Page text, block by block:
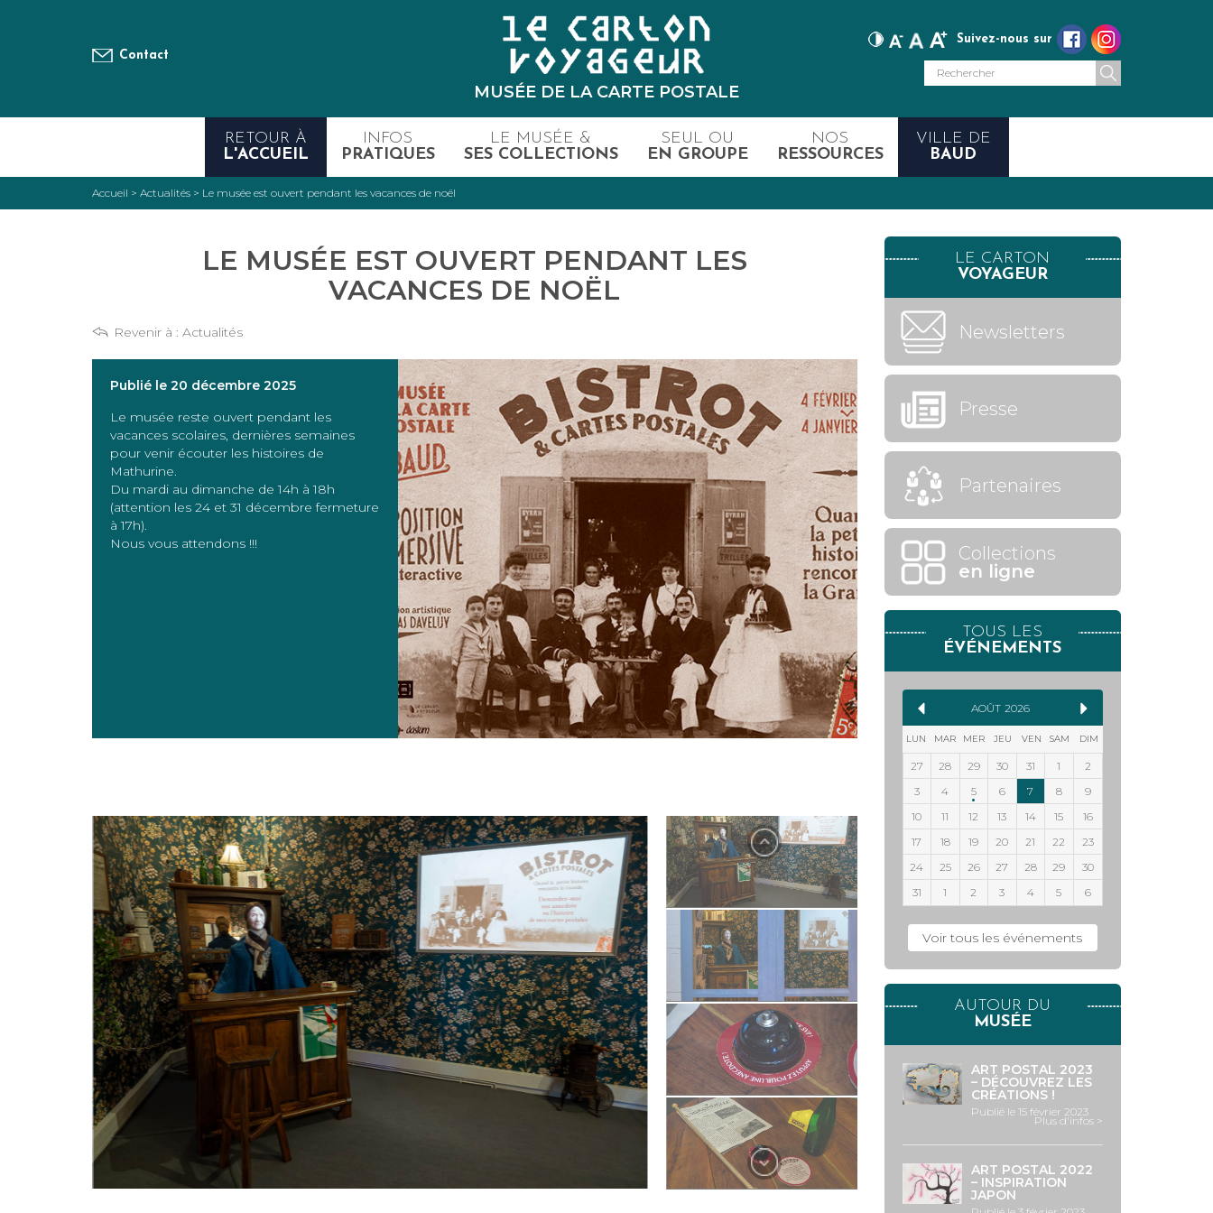
Contact
MUSÉE DE LA CARTE POSTALE
Suivez-nous sur
RETOUR À
L'ACCUEIL
INFOS
PRATIQUES
LE MUSÉE &
SES COLLECTIONS
SEUL OU
EN GROUPE
NOS
RESSOURCES
VILLE DE
BAUD
Accueil > Actualités > Le musée est ouvert pendant les vacances de noël
LE MUSÉE EST OUVERT PENDANT LES
VACANCES DE NOËL
Revenir à : Actualités
Publié le 20 décembre 2025
Le musée reste ouvert pendant les
vacances scolaires, dernières semaines
pour venir écouter les histoires de
Mathurine.
Du mardi au dimanche de 14h à 18h
(attention les 24 et 31 décembre fermeture
à 17h).
Nous vous attendons !!!
LE CARTON
VOYAGEUR
Newsletters
Presse
Partenaires
Collections
en ligne
TOUS LES
ÉVÉNEMENTS
AOÛT 2026
LUN MAR MER JEU VEN SAM DIM
27 28 29 30 31 1
2
3
4 5 6 7 8
9
10
11 12 13 14 15
16
17
18 19 20 21 22
23
24
25 26 27 28 29
30
31
1 2 3 4 5 6
Voir tous les événements
AUTOUR DU
MUSÉE
ART POSTAL 2023
– DÉCOUVREZ LES
CRÉATIONS !
Publié le 15 février 2023
Plus d'infos >
ART POSTAL 2022
– INSPIRATION
JAPON